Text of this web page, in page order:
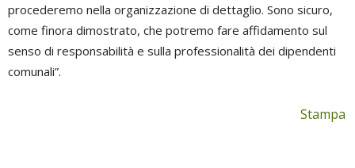
procederemo nella organizzazione di dettaglio. Sono sicuro,
come finora dimostrato, che potremo fare affidamento sul
senso di responsabilità e sulla professionalità dei dipendenti
comunali”.
Stampa